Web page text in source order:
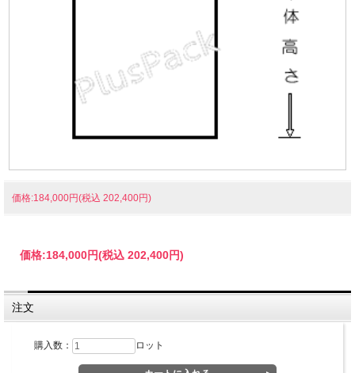
価格:184,000円(税込 202,400円)
価格:184,000円(税込 202,400円)
注文
購入数： ロット